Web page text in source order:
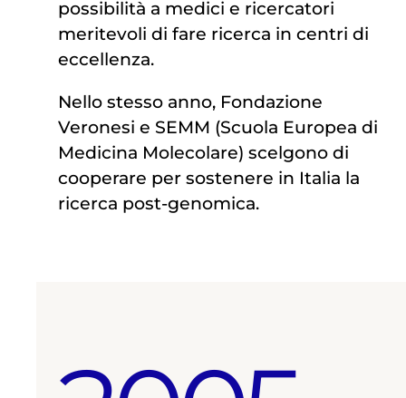
possibilità a medici e ricercatori
meritevoli di fare ricerca in centri di
eccellenza.
Nello stesso anno, Fondazione
Veronesi e SEMM (Scuola Europea di
Medicina Molecolare) scelgono di
cooperare per sostenere in Italia la
ricerca post-genomica.